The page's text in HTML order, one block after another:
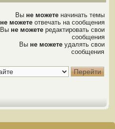
Вы не можете начинать темы
не можете отвечать на сообщения
Вы не можете редактировать свои
сообщения
Вы не можете удалять свои
сообщения